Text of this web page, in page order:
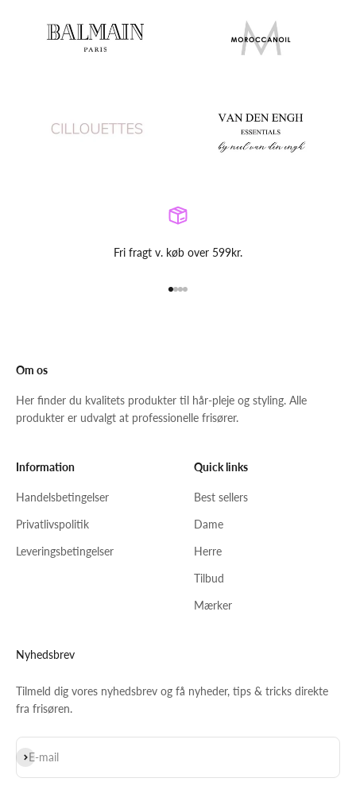
Fri fragt v. køb over 599kr.
Om os
Her finder du kvalitets produkter til hår-pleje og styling. Alle
produkter er udvalgt at professionelle frisører.
Information
Handelsbetingelser
Privatlivspolitik
Leveringsbetingelser
Quick links
Best sellers
Dame
Herre
Tilbud
Mærker
Nyhedsbrev
Tilmeld dig vores nyhedsbrev og få nyheder, tips & tricks direkte
fra frisøren.
E-mail
Abonnér